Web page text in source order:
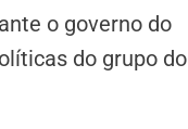
o governo do
do grupo do